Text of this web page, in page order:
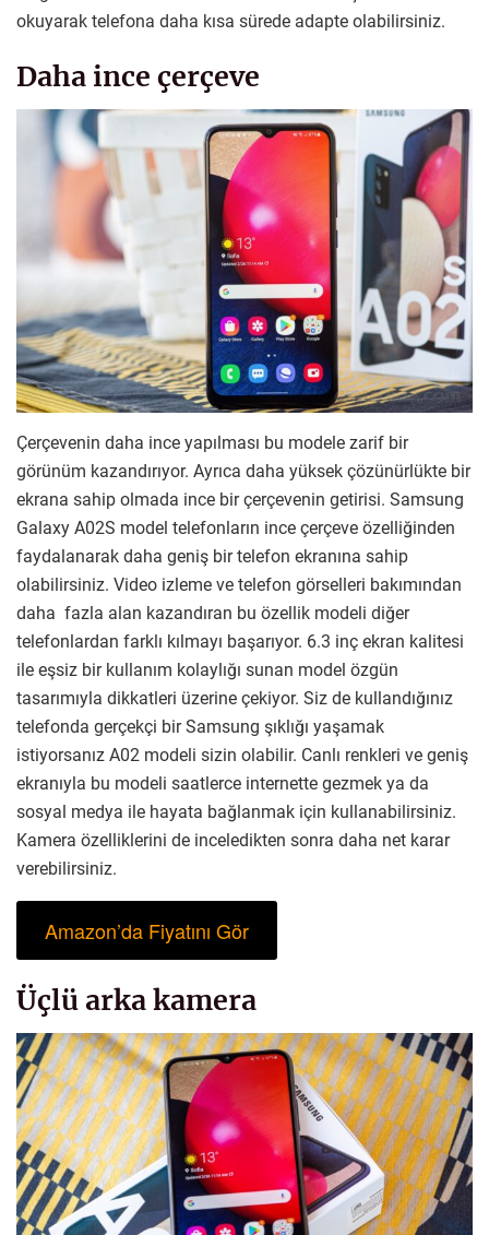
okuyarak telefona daha kısa sürede adapte olabilirsiniz.
Daha ince çerçeve
Çerçevenin daha ince yapılması bu modele zarif bir
görünüm kazandırıyor. Ayrıca daha yüksek çözünürlükte bir
ekrana sahip olmada ince bir çerçevenin getirisi. Samsung
Galaxy A02S model telefonların ince çerçeve özelliğinden
faydalanarak daha geniş bir telefon ekranına sahip
olabilirsiniz. Video izleme ve telefon görselleri bakımından
daha fazla alan kazandıran bu özellik modeli diğer
telefonlardan farklı kılmayı başarıyor. 6.3 inç ekran kalitesi
ile eşsiz bir kullanım kolaylığı sunan model özgün
tasarımıyla dikkatleri üzerine çekiyor. Siz de kullandığınız
telefonda gerçekçi bir Samsung şıklığı yaşamak
istiyorsanız A02 modeli sizin olabilir. Canlı renkleri ve geniş
ekranıyla bu modeli saatlerce internette gezmek ya da
sosyal medya ile hayata bağlanmak için kullanabilirsiniz.
Kamera özelliklerini de inceledikten sonra daha net karar
verebilirsiniz.
Amazon’da Fiyatını Gör
Üçlü arka kamera